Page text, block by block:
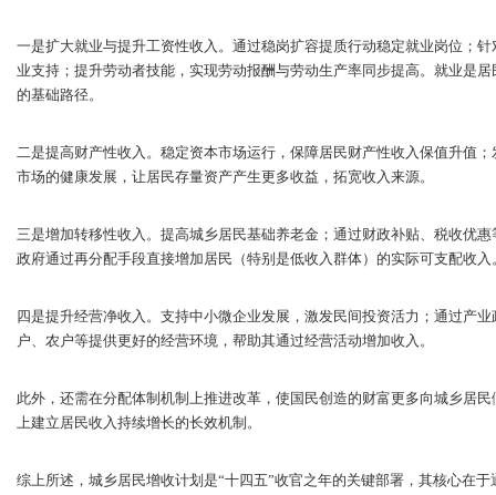
一是扩大就业与提升工资性收入。通过稳岗扩容提质行动稳定就业岗位；
业支持；提升劳动者技能，实现劳动报酬与劳动生产率同步提高。就业是
的基础路径。
二是提高财产性收入。稳定资本市场运行，保障居民财产性收入保值升值
市场的健康发展，让居民存量资产产生更多收益，拓宽收入来源。
三是增加转移性收入。提高城乡居民基础养老金；通过财政补贴、税收优
政府通过再分配手段直接增加居民（特别是低收入群体）的实际可支配收入
四是提升经营净收入。支持中小微企业发展，激发民间投资活力；通过产
户、农户等提供更好的经营环境，帮助其通过经营活动增加收入。
此外，还需在分配体制机制上推进改革，使国民创造的财富更多向城乡居
上建立居民收入持续增长的长效机制。
综上所述，城乡居民增收计划是“十四五”收官之年的关键部署，其核心在